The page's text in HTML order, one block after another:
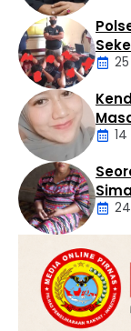
Artikel
Daerah
Artikel
Daerah
Hukum
Kriminal
Labusel